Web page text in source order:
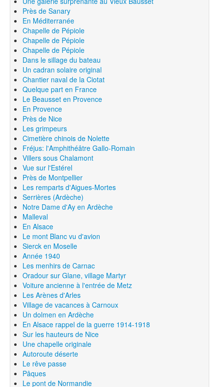
Près de Sanary
En Méditerranée
Chapelle de Pépiole
Chapelle de Pépiole
Chapelle de Pépiole
Dans le sillage du bateau
Un cadran solaire original
Chantier naval de la Ciotat
Quelque part en France
Le Beausset en Provence
En Provence
Près de Nice
Les grimpeurs
Cimetière chinois de Nolette
Fréjus: l'Amphithéâtre Gallo-Romain
Villers sous Chalamont
Vue sur l'Estérel
Près de Montpellier
Les remparts d'Aigues-Mortes
Serrières (Ardèche)
Notre Dame d'Ay en Ardèche
Malleval
En Alsace
Le mont Blanc vu d'avion
Sierck en Moselle
Année 1940
Les menhirs de Carnac
Oradour sur Glane, village Martyr
Voiture ancienne à l'entrée de Metz
Les Arènes d'Arles
Village de vacances à Carnoux
Un dolmen en Ardèche
En Alsace rappel de la guerre 1914-1918
Sur les hauteurs de Nice
Une chapelle originale
Autoroute déserte
Le rêve passe
Pâques
Le pont de Normandie